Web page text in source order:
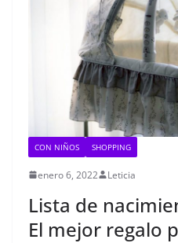
CON NIÑOS SHOPPING
enero 6, 2022 Leticia
Lista de
El mejor regalo